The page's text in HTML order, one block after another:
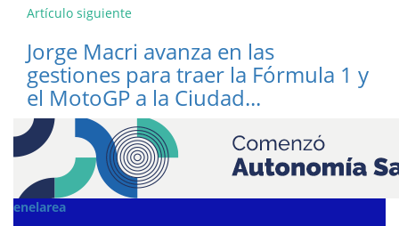
Artículo siguiente
Jorge Macri avanza en las
gestiones para traer la Fórmula 1 y
el MotoGP a la Ciudad...
enelarea